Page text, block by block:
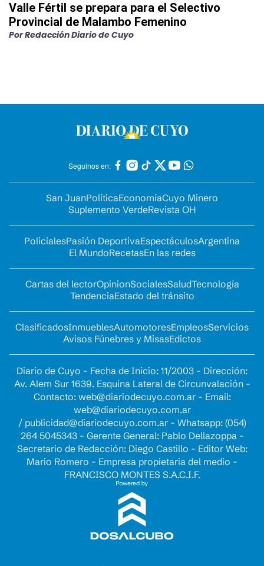
Valle Fértil se prepara para el Selectivo
Provincial de Malambo Femenino
PorRedacción Diario de Cuyo
Seguinos en:
San JuanPolíticaEconomíaCuyo Minero
Suplemento VerdeRevista OH
PolicialesPasión DeportivaEspectáculosArgentina
El MundoRecetasEn las redes
Cartas del lectorOpinionSocialesSaludTecnología
TendenciaEstado del tránsito
ClasificadosInmueblesAutomotoresEmpleosServicios
Avisos Fúnebres y MisasEdictos
Diario de Cuyo - Fecha de Inicio: 11/2003 - Dirección:
Av. Alem Sur 1639. Esquina Lateral de Circunvalación -
Contacto: web@diariodecuyo.com.ar- Email:
web@diariodecuyo.com.ar
/ publicidad@diariodecuyo.com.ar- Whatsapp: (054)
264 5045343 - Gerente General: Pablo Dellazoppa -
Secretario de Redacción: Diego Castillo - Editor Web:
Mario Romero - Empresa propietaria del medio -
FRANCISCO MONTES S.A.C.I.F.